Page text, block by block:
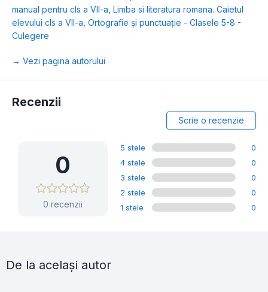
manual pentru cls a VII-a, Limba si literatura romana. Caietul
elevului cls a VII-a, Ortografie și punctuație - Clasele 5-8 -
Culegere
→ Vezi pagina autorului
Recenzii
Scrie o recenzie
0
0 recenzii
5 stele
0
4 stele
0
3 stele
0
2 stele
0
1 stele
0
De la același autor